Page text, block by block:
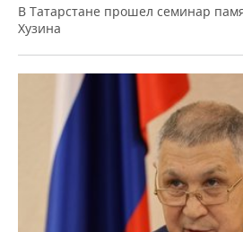
В Татарстане прошел семинар
Хузина